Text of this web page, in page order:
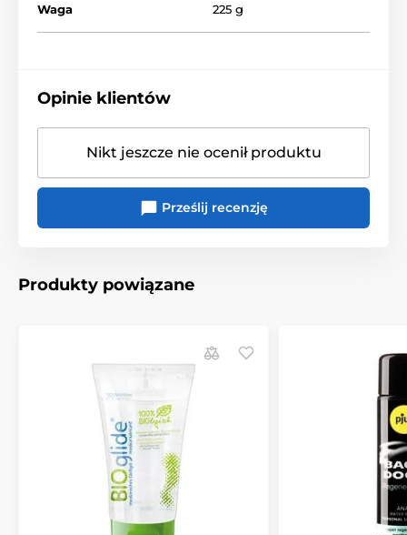
Żele do pomocy erotycznych
Waga 225 g
Opinie klientów
Nikt jeszcze nie ocenił produktu
Prześlij recenzję
Produkty powiązane